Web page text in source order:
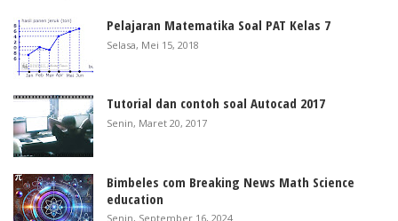
Pelajaran Matematika Soal PAT Kelas 7
Selasa, Mei 15, 2018
Tutorial dan contoh soal Autocad 2017
Senin, Maret 20, 2017
Bimbeles com Breaking News Math Science
education
Senin, September 16, 2024